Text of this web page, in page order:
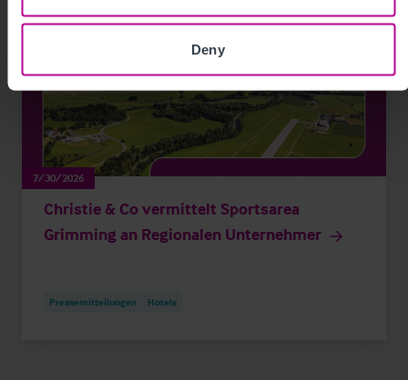
Deny
7/30/2026
Christie & Co vermittelt Sportsarea
Grimming an Regionalen Unternehmer
Pressemitteilungen Hotels